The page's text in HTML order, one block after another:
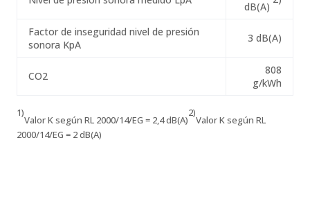
dB(A)
Factor de inseguridad nivel de presión
sonora KpA
3 dB(A)
CO2
808
g/kWh
1)
Valor K según RL 2000/14/EG = 2,4 dB(A)
2)
Valor K según RL
2000/14/EG = 2 dB(A)